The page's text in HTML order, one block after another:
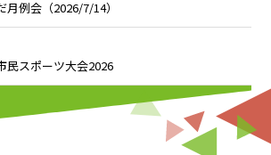
月例会（2026/7/14）
民スポーツ大会2026